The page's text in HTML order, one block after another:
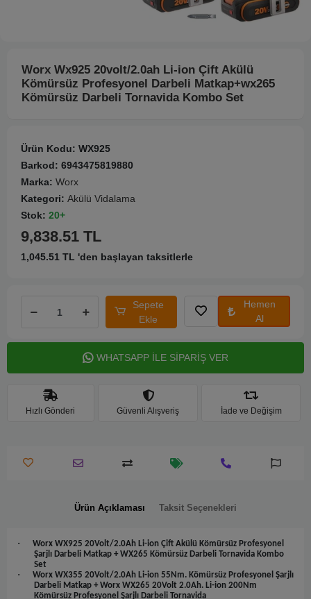
Worx Wx925 20volt/2.0ah Li-ion Çift Akülü
Kömürsüz Profesyonel Darbeli Matkap+wx265
Kömürsüz Darbeli Tornavida Kombo Set
Ürün Kodu: WX925
Barkod: 6943475819880
Marka: Worx
Kategori: Akülü Vidalama
Stok: 20+
9,838.51 TL
1,045.51 TL 'den başlayan taksitlerle
Sepete
Ekle
Hemen
Al
WHATSAPP İLE SİPARİŞ VER
Hızlı Gönderi Güvenli Alışveriş İade ve Değişim
Ürün Açıklaması Taksit Seçenekleri
·
Worx WX925 20Volt/2.0Ah Li-ion Çift Akülü Kömürsüz Profesyonel
Şarjlı Darbeli Matkap + WX265 Kömürsüz Darbeli Tornavida Kombo
Set
·
Worx WX355 20Volt/2.0Ah Li-ion 55Nm. Kömürsüz Profesyonel Şarjlı
Darbeli Matkap + Worx WX265 20Volt 2.0Ah. Li-ion 200Nm
Kömürsüz Profesyonel Şarjlı Darbeli Tornavida